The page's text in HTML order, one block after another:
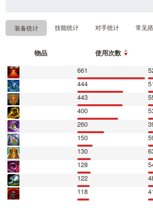
装备统计 技能统计 对手统计 常见
物品 使用次数
661
444
443
400
260
150
130
128
122
118